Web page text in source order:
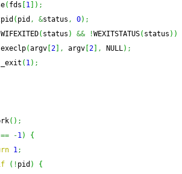
( fds 1 ) ;
( pid , &status , 0) ;
WIFEXITED( status ) && !WEXITSTATUS( status ) )
(argv 2 , argv 2 , NULL) ;
( 1) ;
( ) ;
== -1)
{
1;
( ! pid )
{